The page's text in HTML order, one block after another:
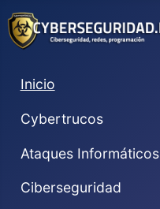
Inicio
Cybertrucos
Ataques Informáticos
Ciberseguridad